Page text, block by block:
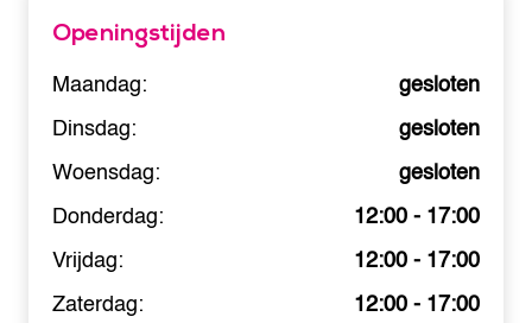
Openingstijden
Maandag:
gesloten
Dinsdag:
gesloten
Woensdag:
gesloten
Donderdag:
12:00 - 17:00
Vrijdag:
12:00 - 17:00
Zaterdag:
12:00 - 17:00